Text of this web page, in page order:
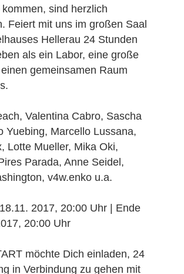
sind herzlich
Feiert mit uns im großen Saal
Hellerau 24 Stunden
als ein Labor, eine große
gemeinsamen Raum
Valentina Cabro, Sascha
Yuebing, Marcello Lussana,
Lotte Mueller, Mika Oki,
Parada, Anne Seidel,
v4w.enko u.a.
2017, 20:00 Uhr | Ende
20:00 Uhr
möchte Dich einladen, 24
in Verbindung zu gehen mit